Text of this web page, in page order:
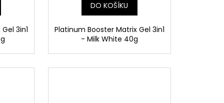
3in1
DO KOŠÍKU
Platinum Booster Matrix Gel 3in1
- Milk White 40g